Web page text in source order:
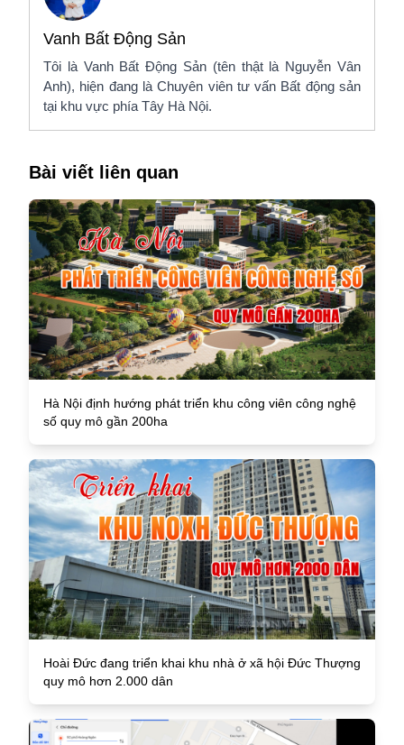
Vanh Bất Động Sản
Tôi là Vanh Bất Động Sản (tên thật là Nguyễn Vân
Anh), hiện đang là Chuyên viên tư vấn Bất động sản
tại khu vực phía Tây Hà Nội.
Bài viết liên quan
Hà Nội định hướng phát triển khu công viên công nghệ
số quy mô gần 200ha
Hoài Đức đang triển khai khu nhà ở xã hội Đức Thượng
quy mô hơn 2.000 dân